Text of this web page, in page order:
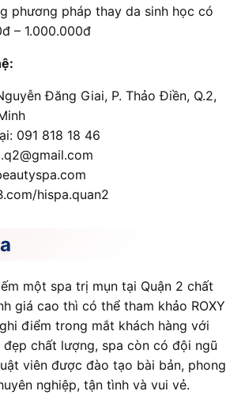
phương pháp thay da sinh học có
– 1.000.000đ
Đăng Giai, P. Thảo Điền, Q.2,
091 818 18 46
hispa.quan2
một spa trị mụn tại Quận 2 chất
giá cao thì có thể tham khảo ROXY
điểm trong mắt khách hàng với
chất lượng, spa còn có đội ngũ
viên được đào tạo bài bản, phong
nghiệp, tận tình và vui vẻ.